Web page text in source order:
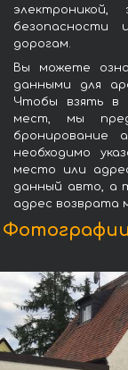
дорогам.
Вы можете
данными для
Чтобы взять в
мест, мы
бронирование
необходимо
место или
данный авто, а
адрес возврата